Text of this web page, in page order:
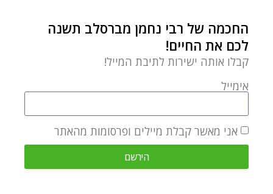
החכמה של רבי נחמן מברסלב תשנה
לכם את החיים!
קבלו אותה ישירות לתיבת המייל!
אימייל
אני מאשר קבלת מיילים ופרסומות מהאתר
הירשם